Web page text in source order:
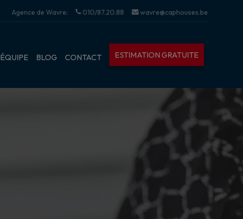
Agence de Wavre: 010/87.20.88 wavre@caphouses.be
ÉQUIPE BLOG CONTACT ESTIMATION GRATUITE